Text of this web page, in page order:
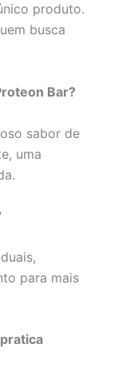
produto.
busca
Bar?
sabor de
uma
para mais